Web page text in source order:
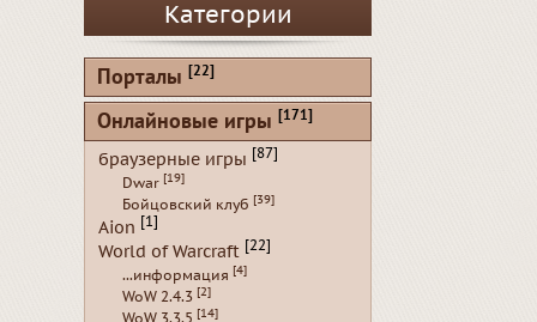
Категории
Порталы [22]
Онлайновые игры [171]
браузерные игры [87]
Dwar [19]
Бойцовский клуб [39]
Aion [1]
World of Warcraft [22]
...информация [4]
WoW 2.4.3 [2]
WoW 3.3.5 [14]